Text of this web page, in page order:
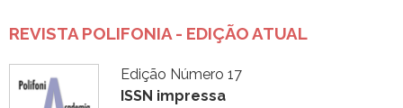
REVISTA POLIFONIA - EDIÇÃO ATUAL
Edição Número 17
ISSN impressa